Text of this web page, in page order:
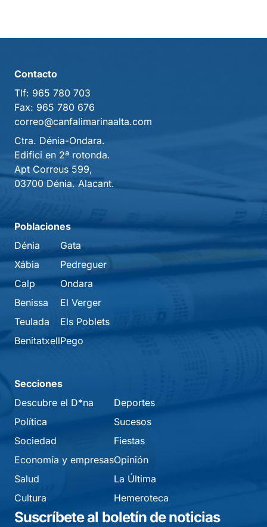
Contacto
Tlf: 965 780 703
Fax: 965 780 676
correo@canfalimarinaalta.com
Ctra. Dénia-Ondara.
Edifici en 2ª rotonda.
Apt Correus 599,
03700 Dénia. Alacant.
Poblaciones
Dénia
Xábia
Calp
Benissa
Teulada
Benitatxell
Gata
Pedreguer
Ondara
El Verger
Els Poblets
Pego
Secciones
Descubre el D*na
Política
Sociedad
Economía y empresas
Salud
Cultura
Deportes
Sucesos
Fiestas
Opinión
La Última
Hemeroteca
Suscríbete al boletín de noticias